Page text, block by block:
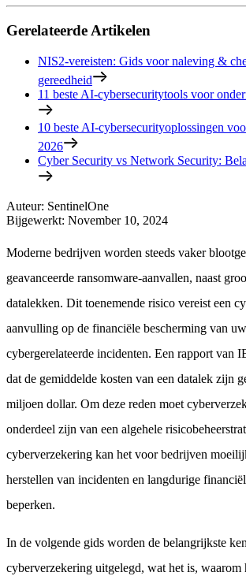
Gerelateerde Artikelen
NIS2-vereisten: Gids voor naleving &
gereedheid
11 beste AI-cybersecuritytools voor
10 beste AI-cybersecurityoplossingen
2026
Cyber Security vs Network Security:
Auteur: SentinelOne
Bijgewerkt: November 10, 2024
Moderne bedrijven worden steeds vaker
geavanceerde ransomware-aanvallen, naast
datalekken. Dit toenemende risico vereist een
aanvulling op de financiële bescherming van
cybergerelateerde incidenten. Een rapport van
dat de gemiddelde kosten van een datalek zijn
miljoen dollar. Om deze reden moet
onderdeel zijn van een algehele
cyberverzekering kan het voor bedrijven
herstellen van incidenten en langdurige
beperken.
In de volgende gids worden de belangrijkste
cyberverzekering uitgelegd, wat het is, waarom